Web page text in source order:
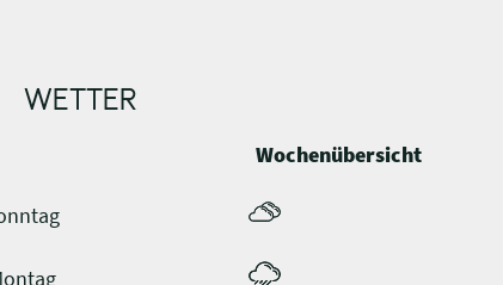
WETTER
Wochenübersicht